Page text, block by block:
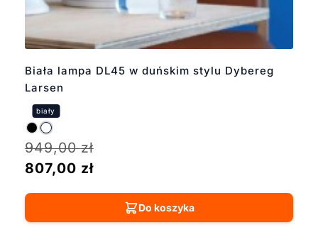
Biała lampa DL45 w duńskim stylu Dybereg
Larsen
949,00zł
807,00 zł
Do koszyka